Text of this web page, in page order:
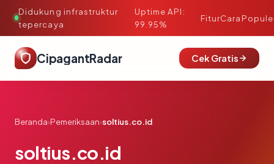
Didukung infrastruktur
tepercaya
·
Uptime API:
99.95%
FiturCara
CipagantRadar Cek Gratis
Beranda›Pemeriksaan›soltius.co.id
soltius.co.id